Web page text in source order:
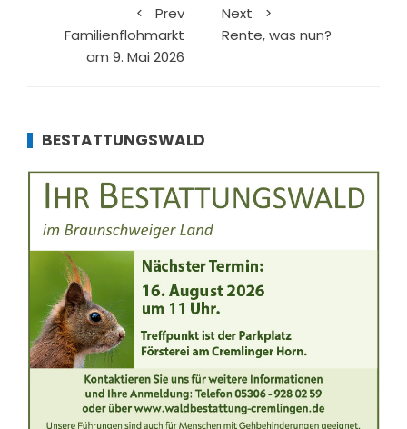
Prev
Familienflohmarkt
am 9. Mai 2026
Next
Rente, was nun?
BESTATTUNGSWALD